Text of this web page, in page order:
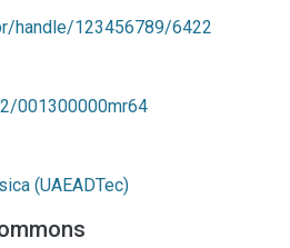
handle/123456789/6422
001300000mr64
(UAEADTec)